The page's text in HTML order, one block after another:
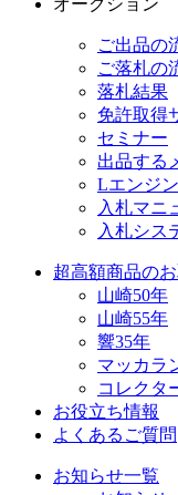
ご出品の
ご落札の
落札結果
免許取得
セミナー
出品する
Lエンジン
入札マニ
入札シス
超高額商品の
山崎50年
山崎55年
響35年
マッカラ
コレクタ
お役立ち情報
よくあるご質問
お知らせ一覧